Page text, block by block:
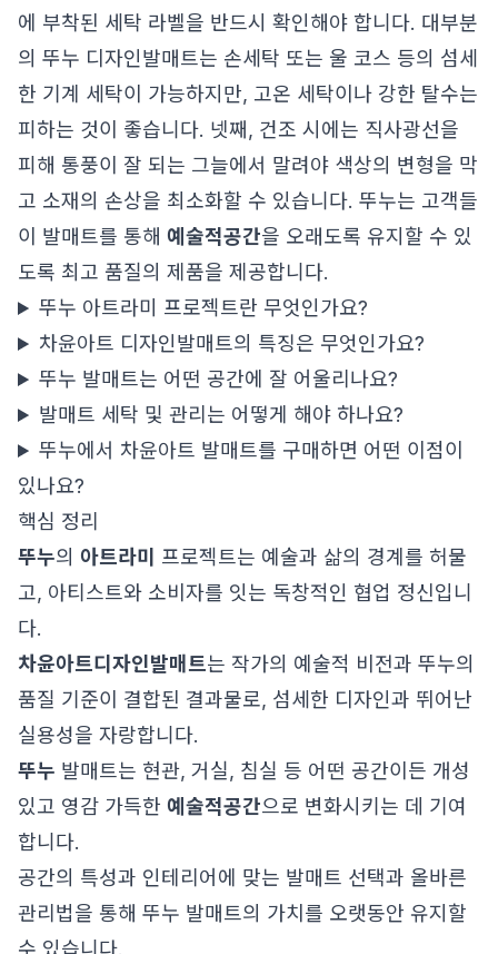
에 부착된 세탁 라벨을 반드시 확인해야 합니다. 대부분
의 뚜누 디자인발매트는 손세탁 또는 울 코스 등의 섬세
한 기계 세탁이 가능하지만, 고온 세탁이나 강한 탈수는
피하는 것이 좋습니다. 넷째, 건조 시에는 직사광선을
피해 통풍이 잘 되는 그늘에서 말려야 색상의 변형을 막
고 소재의 손상을 최소화할 수 있습니다. 뚜누는 고객들
이 발매트를 통해 예술적공간을 오래도록 유지할 수 있
도록 최고 품질의 제품을 제공합니다.
뚜누 아트라미 프로젝트란 무엇인가요?
차윤아트 디자인발매트의 특징은 무엇인가요?
뚜누 발매트는 어떤 공간에 잘 어울리나요?
발매트 세탁 및 관리는 어떻게 해야 하나요?
뚜누에서 차윤아트 발매트를 구매하면 어떤 이점이
있나요?
핵심 정리
뚜누의 아트라미
프로젝트는 예술과 삶의 경계를 허물
고, 아티스트와 소비자를 잇는 독창적인 협업 정신입니
다.
차윤아트디자인발매트는 작가의 예술적 비전과 뚜누의
품질 기준이 결합된 결과물로, 섬세한 디자인과 뛰어난
실용성을 자랑합니다.
뚜누 발매트는 현관, 거실, 침실 등 어떤 공간이든 개성
있고 영감 가득한 예술적공간으로 변화시키는 데 기여
합니다.
공간의 특성과 인테리어에 맞는 발매트 선택과 올바른
관리법을 통해 뚜누 발매트의 가치를 오랫동안 유지할
수 있습니다.